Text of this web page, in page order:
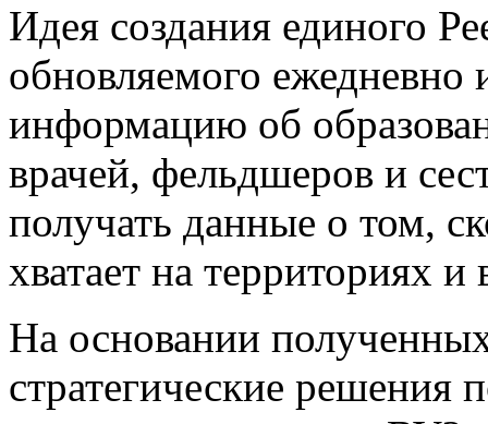
Идея создания единого
обновляемого
информацию об
врачей, фельдшеров и
получать данные о том,
хватает на территориях и
На основании
стратегические